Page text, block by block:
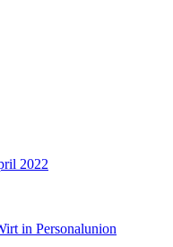
2022
in Personalunion